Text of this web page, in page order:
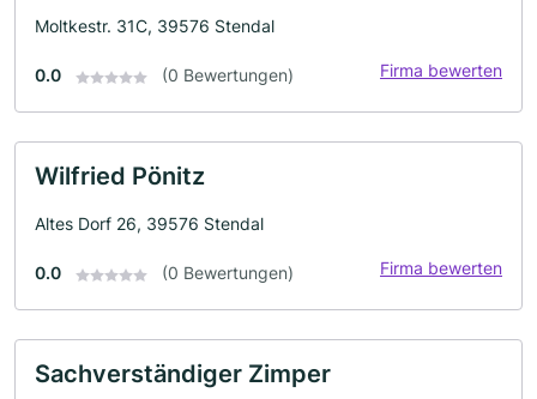
Moltkestr. 31C, 39576 Stendal
0.0 (0 Bewertungen) Firma bewerten
Wilfried Pönitz
Altes Dorf 26, 39576 Stendal
0.0 (0 Bewertungen) Firma bewerten
Sachverständiger Zimper